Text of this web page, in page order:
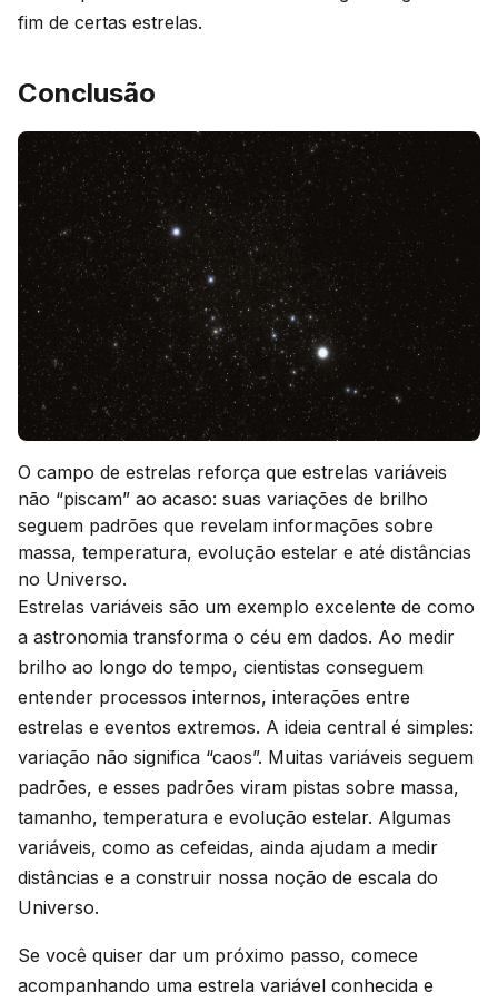
fim de certas estrelas.
Conclusão
O campo de estrelas reforça que estrelas variáveis
não “piscam” ao acaso: suas variações de brilho
seguem padrões que revelam informações sobre
massa, temperatura, evolução estelar e até distâncias
no Universo.
Estrelas variáveis são um exemplo excelente de como
a astronomia transforma o céu em dados. Ao medir
brilho ao longo do tempo, cientistas conseguem
entender processos internos, interações entre
estrelas e eventos extremos. A ideia central é simples:
variação não significa “caos”. Muitas variáveis seguem
padrões, e esses padrões viram pistas sobre massa,
tamanho, temperatura e evolução estelar. Algumas
variáveis, como as cefeidas, ainda ajudam a medir
distâncias e a construir nossa noção de escala do
Universo.
Se você quiser dar um próximo passo, comece
acompanhando uma estrela variável conhecida e